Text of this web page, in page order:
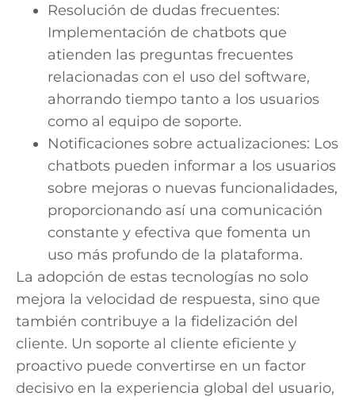
Resolución de dudas frecuentes:
Implementación de chatbots que
atienden las preguntas frecuentes
relacionadas con el uso del software,
ahorrando tiempo tanto a los usuarios
como al equipo de soporte.
Notificaciones sobre actualizaciones: Los
chatbots pueden informar a los usuarios
sobre mejoras o nuevas funcionalidades,
proporcionando así una comunicación
constante y efectiva que fomenta un
uso más profundo de la plataforma.
La adopción de estas tecnologías no solo
mejora la velocidad de respuesta, sino que
también contribuye a la fidelización del
cliente. Un soporte al cliente eficiente y
proactivo puede convertirse en un factor
decisivo en la experiencia global del usuario,